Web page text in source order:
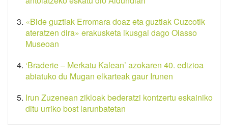
«Bide guztiak Erromara doaz eta guztiak Cuzcotik
ateratzen dira» erakusketa ikusgai dago Oiasso
Museoan
‘Braderie – Merkatu Kalean’ azokaren 40. edizioa
abiatuko du Mugan elkarteak gaur Irunen
Irun Zuzenean zikloak bederatzi kontzertu eskainiko
ditu urriko bost larunbatetan